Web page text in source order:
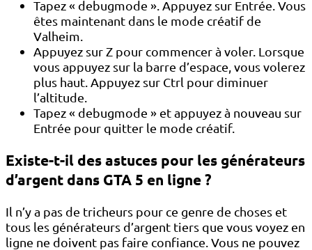
Tapez « debugmode ». Appuyez sur Entrée. Vous
êtes maintenant dans le mode créatif de
Valheim.
Appuyez sur Z pour commencer à voler. Lorsque
vous appuyez sur la barre d’espace, vous volerez
plus haut. Appuyez sur Ctrl pour diminuer
l’altitude.
Tapez « debugmode » et appuyez à nouveau sur
Entrée pour quitter le mode créatif.
Existe-t-il des astuces pour les générateurs
d’argent dans GTA 5 en ligne ?
Il n’y a pas de tricheurs pour ce genre de choses et
tous les générateurs d’argent tiers que vous voyez en
ligne ne doivent pas faire confiance. Vous ne pouvez